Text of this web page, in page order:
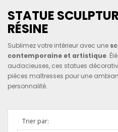
STATUE
RÉSINE
Sublimez votre intérieur avec une
contemporaine et artistique.
audacieuses, ces statues
pièces maîtresses pour une
personnalité.
Trier par: